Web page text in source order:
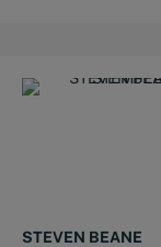
STEVEN BEANE